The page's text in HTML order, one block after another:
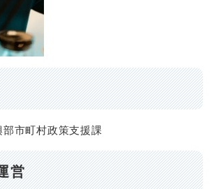
市町村政策支援課
営